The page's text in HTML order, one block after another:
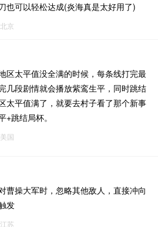
也可以轻松达成(炎海真是太好用了)
北京
区太平值没全满的时候，每条线打完最
几段剧情就会播放紫鸾生平，同时跳结
太平值满了，就要去村子看了那个新事
+跳结局杯。
美国
曹操大军时，忽略其他敌人，直接冲向
发
江苏